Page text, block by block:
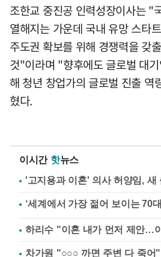
조한교 중진공 인력성장이사는 "
열해지는 가운데 국내 유망 스타
주도권 확보를 위해 경쟁력을 갖
것"이라며 "향후에도 글로벌 대
해 청년 창업가의 글로벌 진출 역
혔다.
이시간 핫뉴스
'고지용과 이혼' 의사 허양임, 새
하리수 "이혼 내가 먼저 제안…
차가원 "○○○ 까면 주변 다 죽